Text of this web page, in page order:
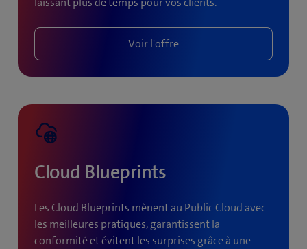
Voir l'offre
Cloud Blueprints
Les Cloud Blueprints mènent au Public Cloud avec
les meilleures pratiques, garantissent la
conformité et évitent les surprises grâce à une